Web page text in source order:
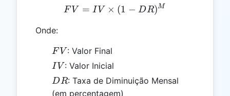
FV = IV \times (1 -
F V = I V × (1 − DR)M
Onde:
FV
F V : Valor Final
IV
I V : Valor Inicial
DR
DR: Taxa de Diminuição Mensal
(em percentagem)